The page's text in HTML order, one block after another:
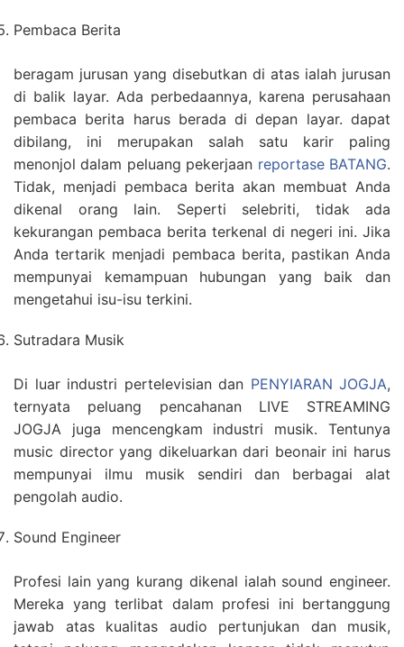
Pembaca Berita
beragam jurusan yang disebutkan di atas ialah jurusan
di balik layar. Ada perbedaannya, karena perusahaan
pembaca berita harus berada di depan layar. dapat
dibilang, ini merupakan salah satu karir paling
menonjol dalam peluang pekerjaan reportase BATANG.
Tidak, menjadi pembaca berita akan membuat Anda
dikenal orang lain. Seperti selebriti, tidak ada
kekurangan pembaca berita terkenal di negeri ini. Jika
Anda tertarik menjadi pembaca berita, pastikan Anda
mempunyai kemampuan hubungan yang baik dan
mengetahui isu-isu terkini.
Sutradara Musik
Di luar industri pertelevisian dan PENYIARAN JOGJA,
ternyata peluang pencahanan LIVE STREAMING
JOGJA juga mencengkam industri musik. Tentunya
music director yang dikeluarkan dari beonair ini harus
mempunyai ilmu musik sendiri dan berbagai alat
pengolah audio.
Sound Engineer
Profesi lain yang kurang dikenal ialah sound engineer.
Mereka yang terlibat dalam profesi ini bertanggung
jawab atas kualitas audio pertunjukan dan musik,